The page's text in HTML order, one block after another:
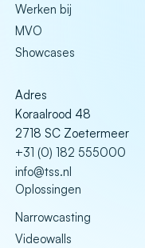
Werken bij
MVO
Showcases
Adres
Koraalrood 48
2718 SC Zoetermeer
+31 (0) 182 555000
info@tss.nl
Oplossingen
Narrowcasting
Videowalls